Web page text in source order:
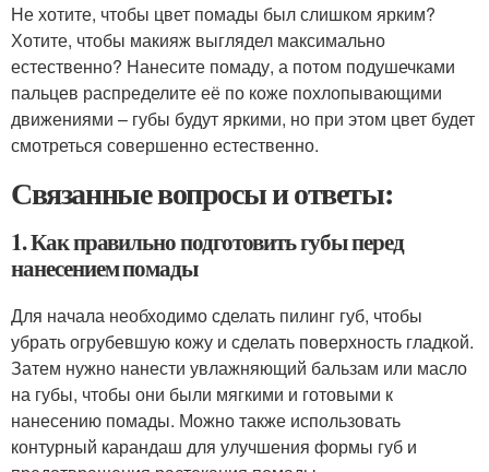
Не хотите, чтобы цвет помады был слишком ярким?
Хотите, чтобы макияж выглядел максимально
естественно? Нанесите помаду, а потом подушечками
пальцев распределите её по коже похлопывающими
движениями – губы будут яркими, но при этом цвет будет
смотреться совершенно естественно.
Связанные вопросы и ответы:
1. Как правильно подготовить губы перед
нанесением помады
Для начала необходимо сделать пилинг губ, чтобы
убрать огрубевшую кожу и сделать поверхность гладкой.
Затем нужно нанести увлажняющий бальзам или масло
на губы, чтобы они были мягкими и готовыми к
нанесению помады. Можно также использовать
контурный карандаш для улучшения формы губ и